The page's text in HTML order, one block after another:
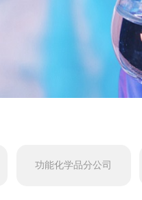
功能化学品分公司